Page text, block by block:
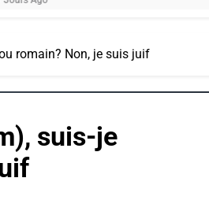
romain? Non, je suis juif
suis-je